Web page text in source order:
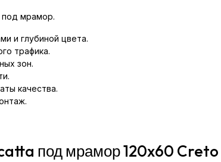
под мрамор.
и глубиной цвета.
трафика.
зон.
качества.
под мрамор 120x60 Creto